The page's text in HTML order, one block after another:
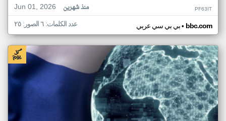
Jun 01, 2026
منذ شهرين PF63IT
بي بي سي عربي• bbc.com عدد الكلمات: ٦ الصور: ٢٥